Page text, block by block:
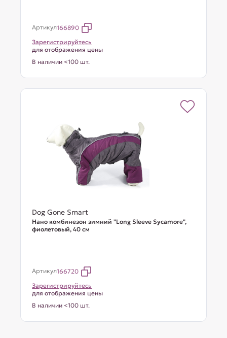
Артикул166890
Зарегистрируйтесь
для отображения цены
В наличии <100 шт.
Dog Gone Smart
Нано комбинезон зимний "Long Sleeve Sycamore",
фиолетовый, 40 см
Артикул166720
Зарегистрируйтесь
для отображения цены
В наличии <100 шт.